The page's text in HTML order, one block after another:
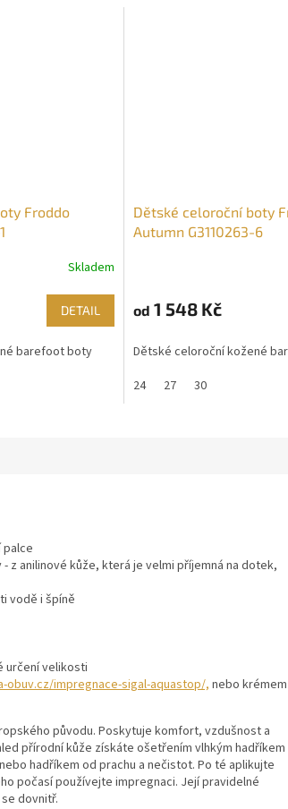
Froddo
Skladem
DETAIL
barefoot boty
Dětské celoroční boty
Autumn G3110263-6
od 1 548 Kč
Dětské celoroční kožené
24
27 30
z anilinové kůže, která je velmi příjemná na dotek,
vodě i špíně
určení velikosti
obuv.cz/impregnace-sigal-aquastop/,nebo krémem
původu. Poskytuje komfort, vzdušnost a
přírodní kůže získáte ošetřením vlhkým hadříkem
hadříkem od prachu a nečistot. Po té aplikujte
počasí používejte impregnaci. Její pravidelné
dovnitř.